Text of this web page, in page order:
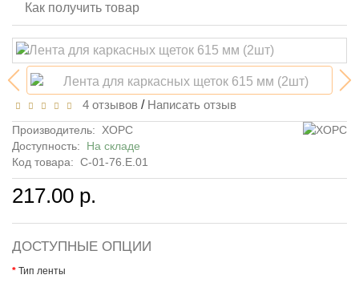
Как получить товар
4 отзывов / Написать отзыв
Производитель:
ХОРС
Доступность: На складе
Код товара: С-01-76.Е.01
217.00 р.
ДОСТУПНЫЕ ОПЦИИ
Тип ленты